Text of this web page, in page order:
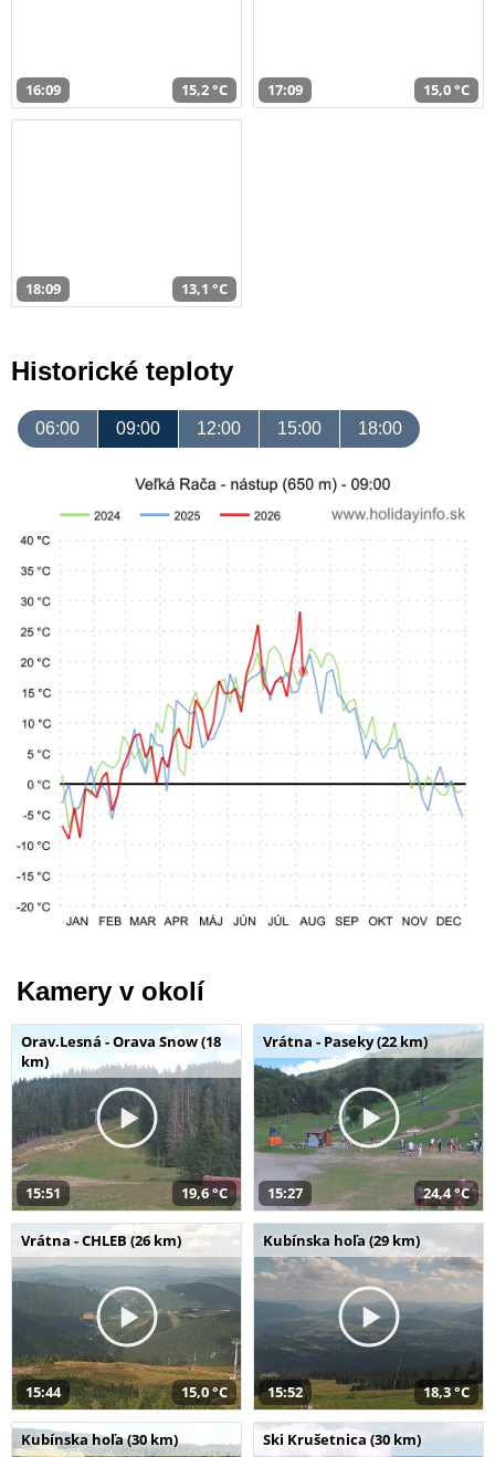
16:09 15,2 °C 17:09 15,0 °C
18:09 13,1 °C
Historické teploty
06:00 09:00 12:00 15:00 18:00
Kamery v okolí
Orav.Lesná - Orava Snow (18
km)
15:51 19,6 °C
Vrátna - Paseky (22 km)
15:27 24,4 °C
Vrátna - CHLEB (26 km)
15:44 15,0 °C
Kubínska hoľa (29 km)
15:52 18,3 °C
Kubínska hoľa (30 km) Ski Krušetnica (30 km)